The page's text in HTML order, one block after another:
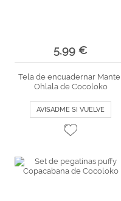
5,99 €
Tela de encuadernar Mantel
Ohlala de Cocoloko
AVISADME SI VUELVE